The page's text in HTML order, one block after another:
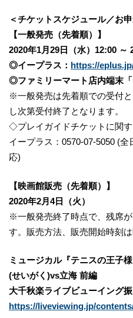
＜チケットスケジュール／お
【一般発売（先着順）】
2020年1月29日（水）12:00 ～
◎イープラス： https://
◎ファミリーマート店内端末「
※一般発売は先着順での受付
し次第受付終了となります。
◇プレイガイドチケットに関す
イープラス：0570-07-5050 (
応)
【映画館販売（先着順）】
2020年2月4日（火）
※一般発売終了時点で、残席
す。販売方法、販売開始時刻
ミュージカル『テニスの王子
(せいがく)vs立海 前編
大千秋楽ライブビューイング
https://liveviewing.jp/